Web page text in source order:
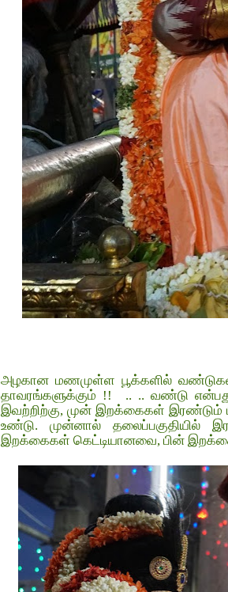
அழகான மணமுள்ள பூக்களில்
தாவரங்களுக்கும் !! .. .. வண்டு
இவற்றிற்கு, முன் இறக்கைகள்
உண்டு. முன்னால்
இறக்கைகள் கெட்டியானவை, பின்